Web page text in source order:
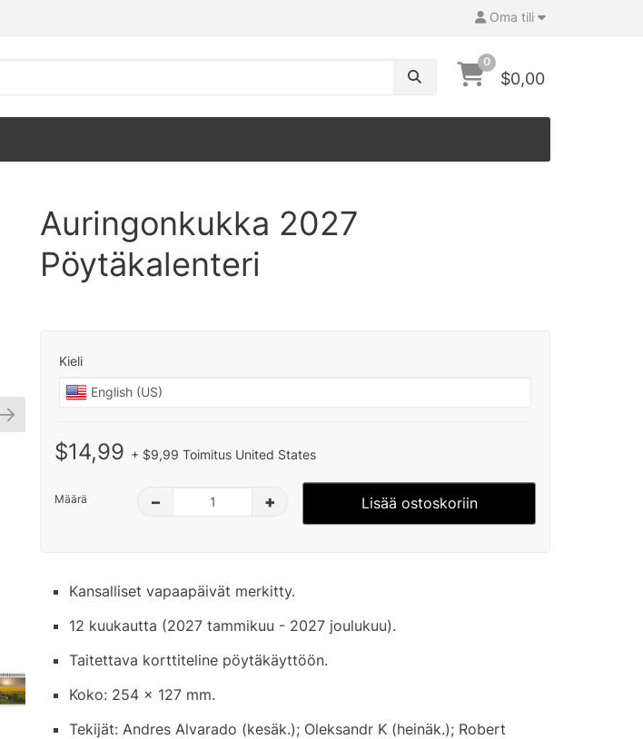
Oma tili
0
$0,00
Auringonkukka 2027
Pöytäkalenteri
Kieli
$14,99 + $9,99 Toimitus United States
Määrä – + Lisää ostoskoriin
Kansalliset vapaapäivät merkitty.
12 kuukautta (2027 tammikuu - 2027 joulukuu).
Taitettava korttiteline pöytäkäyttöön.
Koko: 254 x 127 mm.
Tekijät: Andres Alvarado (kesäk.); Oleksandr K (heinäk.); Robert